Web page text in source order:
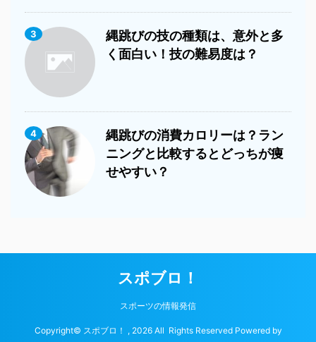
3
縄跳びの技の種類は、意外と多
く面白い！技の難易度は？
4
縄跳びの消費カロリーは？ラン
ニングと比較するとどっちが痩
せやすい？
スポブロ！
スポーツの情報発信
Copyright© スポブロ！ , 2026 All Rights Reserved Powered by